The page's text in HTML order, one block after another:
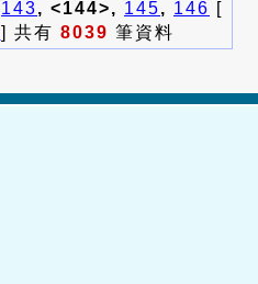
143, <144>, 145, 146 [
] 共有 8039 筆資料